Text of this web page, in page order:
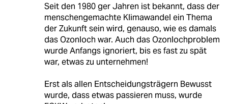
Seit den 1980 ger Jahren ist bekannt, dass der
menschengemachte Klimawandel ein Thema
der Zukunft sein wird, genauso, wie es damals
das Ozonloch war. Auch das Ozonlochproblem
wurde Anfangs ignoriert, bis es fast zu spät
war, etwas zu unternehmen!
Erst als allen Entscheidungsträgern Bewusst
wurde, dass etwas passieren muss, wurde